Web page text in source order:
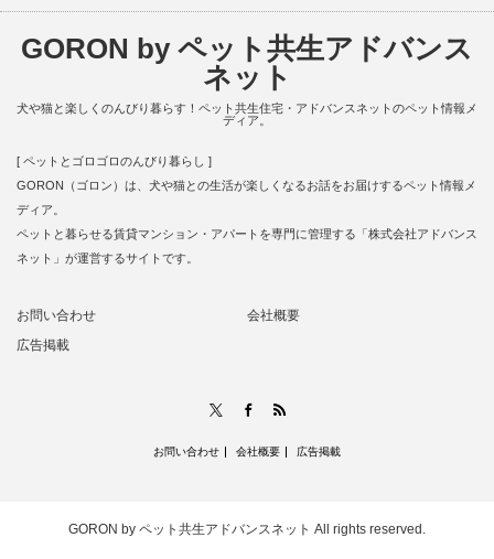
GORON by ペット共生アドバンス
ネット
犬や猫と楽しくのんびり暮らす！ペット共生住宅・アドバンスネットのペット情報メ
ディア。
[ ペットとゴロゴロのんびり暮らし ]
GORON（ゴロン）は、犬や猫との生活が楽しくなるお話をお届けするペット情報メ
ディア。
ペットと暮らせる賃貸マンション・アパートを専門に管理する「株式会社アドバンス
ネット」が運営するサイトです。
お問い合わせ
会社概要
広告掲載
Facebook
お問い合わせ 会社概要 広告掲載
GORON by ペット共生アドバンスネット All rights reserved.